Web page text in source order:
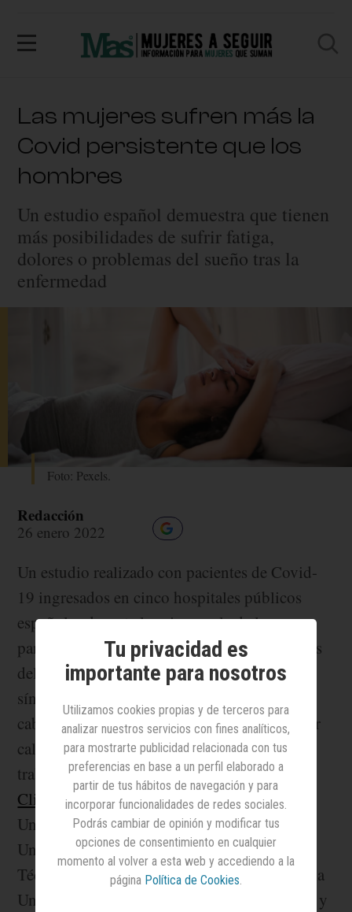
Las mujeres sufren más la
Covid persistente que los
hombres
Un estudio español demuestra que tienen
más posibilidades de sufrir fatiga,
dolores o problemas del sueño tras la
enfermedad
Foto: Pexels.
Redacción
26 enero 2022
Un estudio realizado con pacientes de Covid-
19 ingresados en cinco hospitales públicos
españoles durante la primera ola de la
pandemia demuestra que, ocho meses después
del alta, las mujeres seguían presentando más
síntomas de fatiga, disnea, dolor, pérdida de
cabello, problemas oculares, depresión y peor
calidad del sueño que los hombres. En el
trabajo,publicado en la revista Journal of
Clinical Medicinehan colaborado la
Universidad Rey Juan Carlos (URJC), la
Universitat de València (UV), la Escuela
Técnica Superior de Ingeniería (ETSE-UV), la
Universidad Complutense de Madrid (UCM) y
Tu privacidad es
importante para nosotros
Utilizamos cookies propias y de terceros para
analizar nuestros servicios con fines analíticos,
para mostrarte publicidad relacionada con tus
preferencias en base a un perfil elaborado a
partir de tus hábitos de navegación y para
incorporar funcionalidades de redes sociales.
Podrás cambiar de opinión y modificar tus
opciones de consentimiento en cualquier
momento al volver a esta web y accediendo a la
página Política de Cookies